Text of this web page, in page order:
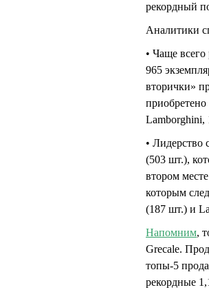
рекордный
Аналитики
• Чаще
965
вторички»
Lamborghini,
• Лидерство
(503 шт.),
втором
которым
(187 шт.) и
Напомним,
Grecale.
топы-5
рекордные